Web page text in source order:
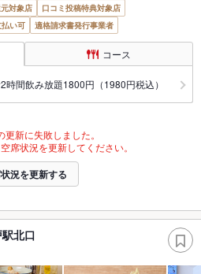
対象店
口コミ投稿特典対象店
い可 適格請求書発行事業者
コース
時間飲み放題1800円（1980円税込）
更新に失敗しました。
席状況を更新してください。
況を更新する
北口